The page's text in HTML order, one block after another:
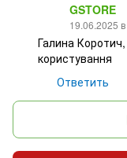
GSTORE
19.06.2025
Галина
користування
Ответить